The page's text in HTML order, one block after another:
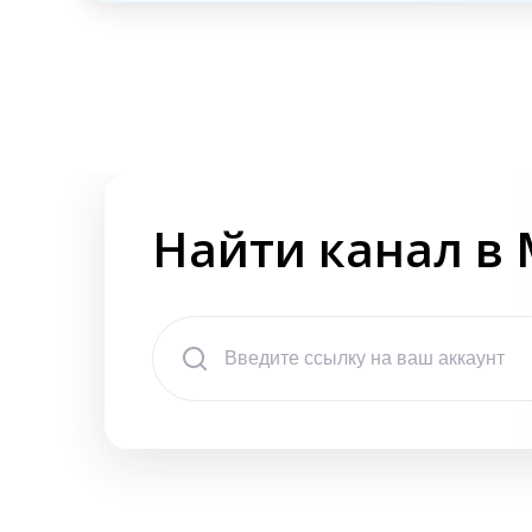
Найти канал в